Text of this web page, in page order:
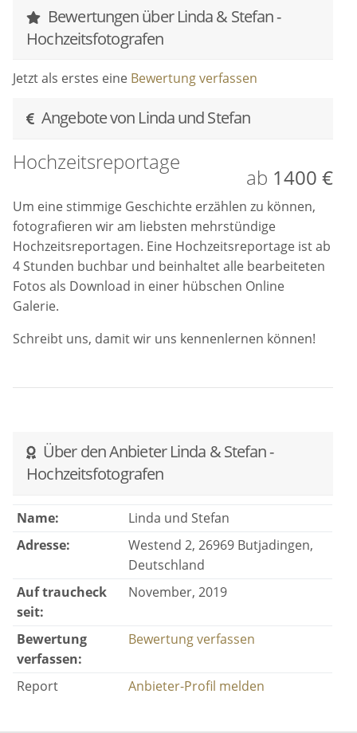
www.lindaxstefan.de
Bewertungen über Linda & Stefan -
Hochzeitsfotografen
Jetzt als erstes eine Bewertung verfassen
Angebote von Linda und Stefan
Hochzeitsreportage
ab 1400 €
Um eine stimmige Geschichte erzählen zu können,
fotografieren wir am liebsten mehrstündige
Hochzeitsreportagen. Eine Hochzeitsreportage ist ab
4 Stunden buchbar und beinhaltet alle bearbeiteten
Fotos als Download in einer hübschen Online
Galerie.
Schreibt uns, damit wir uns kennenlernen können!
Über den Anbieter Linda & Stefan -
Hochzeitsfotografen
Name:
Linda und Stefan
Adresse:
Westend 2, 26969 Butjadingen,
Deutschland
Auf traucheck
seit:
November, 2019
Bewertung
verfassen:
Bewertung verfassen
Report Anbieter-Profil melden